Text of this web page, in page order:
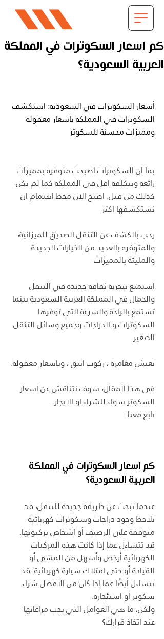
كم اسعار السكوترات في المملكة
العربية السعودية؟
أسعار السكوترات في السعودية: استكشف
السكوترات في المملكة بأسعار معقولة
ومميزات محسنة للسكوتر
بما ان السكوترات اصبحت متوفرة بمميزات
رائعة وبتكلفة اقل في المملكة كما لم تكن
كذلك من قبل. اصبح الان محط اهتمام ان
نستكشفها اكثر
رحب بالكشف عن التنقل الصديق للميزانية،
والمتوفره بالعديد من الخيارات الجديدة
والمليئة بالمميزات
استمتع بتجربة ثقافة جديدة في التنقل
والجمال في المملكة العربية السعودية بينما
تستمع بالراحة والسرعة التي توفرها
السكوترات و الدراجات وجميع وسائل التنقل
الصغير
تعيش مغامرة ، ركوب انيق ، وباسعار معقولة.
في هذا المقال، سوف نتناقش عن اسعار
السكوتر سواء للشراء او الإيجار.
تابع معنا:
كم اسعار السكوترات في المملكة
العربية السعودية؟
عندما تبحث عن طريقة جديدة للتنقل، قد
تلاحظ وجود دراجات وسكوترات كهربائية
متوقفة على الرصيف أو أشخاص يركبونها.
قد تتساءل عما إذا كانت هذه المركبات
الكهربائية أرخص وأسهل من المشي أو
القيادة أو حتى امتلاك سيارة كهربائية. قد
تتساءل أيضًا عما إذا كان من الأفضل شراء
سكوتر أو استئجاره.
ولكن، ما هي العوامل التي يجب مراعاتها
عند اتخاذ قرارك؟